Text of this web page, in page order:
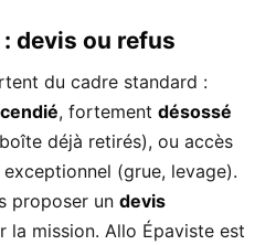
devis ou refus
du cadre standard :
, fortement désossé
déjà retirés), ou accès
(grue, levage).
proposer un devis
la mission. Allo Épaviste est